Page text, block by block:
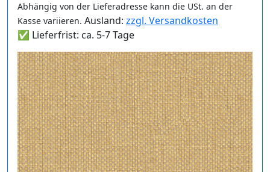
Abhängig von der Lieferadresse kann die USt. an der
Kasse variieren. Ausland: zzgl. Versandkosten
✅ Lieferfrist: ca. 5-7 Tage